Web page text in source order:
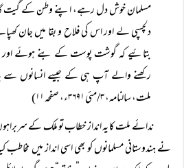
مسلمان خوش دل رہے، اپنے وطن کے گیت
دلچسپی لے اور اس کی فلاح و بقا میں جان
بتائیے کہ گوشت پوست کے بنے ہوئے اور
رکھنے والے آپ ہی کے جیسے انسانوں سے
ملت، سالنامہ، ۳/مئی ۳۶۹۱ء، صفحہ ۱۱)
ندائے ملت کا یہ انداز خطاب تو ملک کے
نے ہندوستانی مسلمانوں کو بھی اسی انداز میں